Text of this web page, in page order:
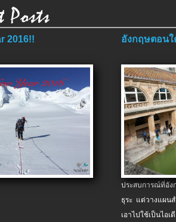
2016!! อังกฤษตอนใ
ประสบการณ์ที่อัง
ธุระ แต่วางแผน
เอาไปใช้เป็นไอ